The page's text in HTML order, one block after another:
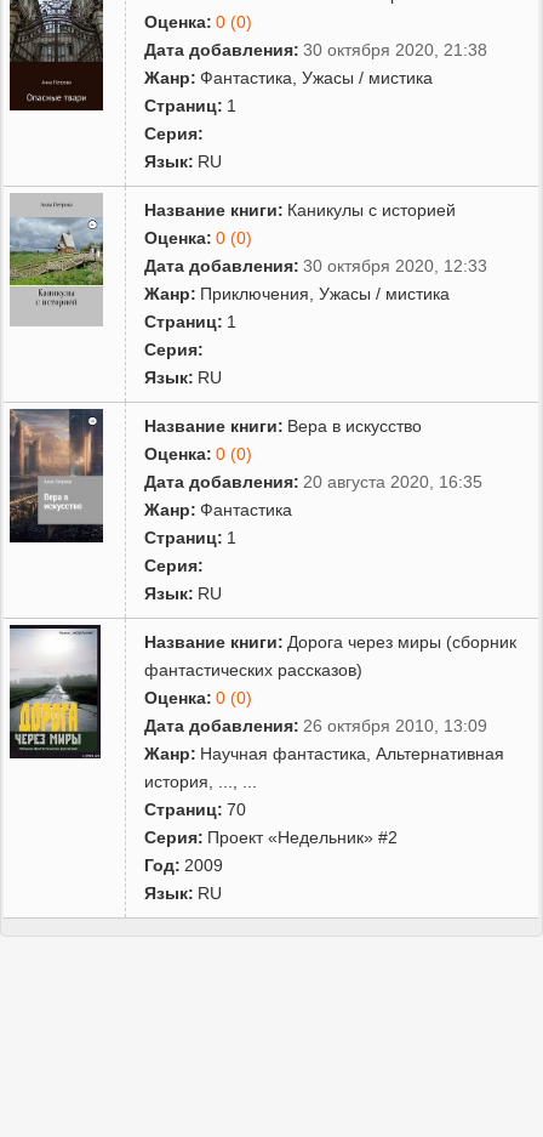
Оценка: 0 (0)
Дата добавления: 30 октября 2020, 21:38
Жанр: Фантастика ,Ужасы / мистика
Страниц: 1
Серия:
Язык: RU
Название книги: Каникулы с историей
Оценка: 0 (0)
Дата добавления: 30 октября 2020, 12:33
Жанр: Приключения ,Ужасы / мистика
Страниц: 1
Серия:
Язык: RU
Название книги: Вера в искусство
Оценка: 0 (0)
Дата добавления: 20 августа 2020, 16:35
Жанр: Фантастика
Страниц: 1
Серия:
Язык: RU
Название книги: Дорога через миры (сборник
фантастических рассказов)
Оценка: 0 (0)
Дата добавления: 26 октября 2010, 13:09
Жанр: Научная фантастика ,Альтернативная
история
Страниц: 70
Серия: Проект «Недельник» #2
Год: 2009
Язык: RU